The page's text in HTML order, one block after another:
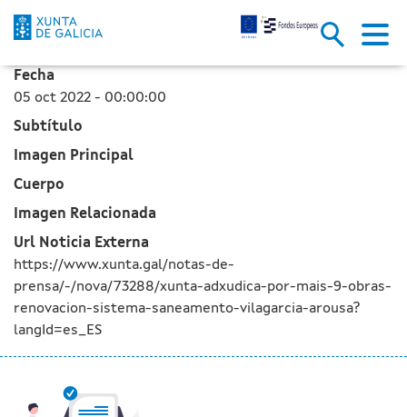
La Xunta adjudica por más de
Saltar al contenido principal
Fecha
05 oct 2022 - 00:00:00
Subtítulo
Imagen Principal
Cuerpo
Imagen Relacionada
Url Noticia Externa
https://www.xunta.gal/notas-de-
prensa/-/nova/73288/xunta-adxudica-por-mais-9-obras-
renovacion-sistema-saneamento-vilagarcia-arousa?
langId=es_ES